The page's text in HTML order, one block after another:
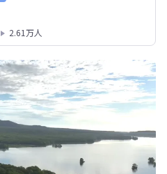
2.61万人